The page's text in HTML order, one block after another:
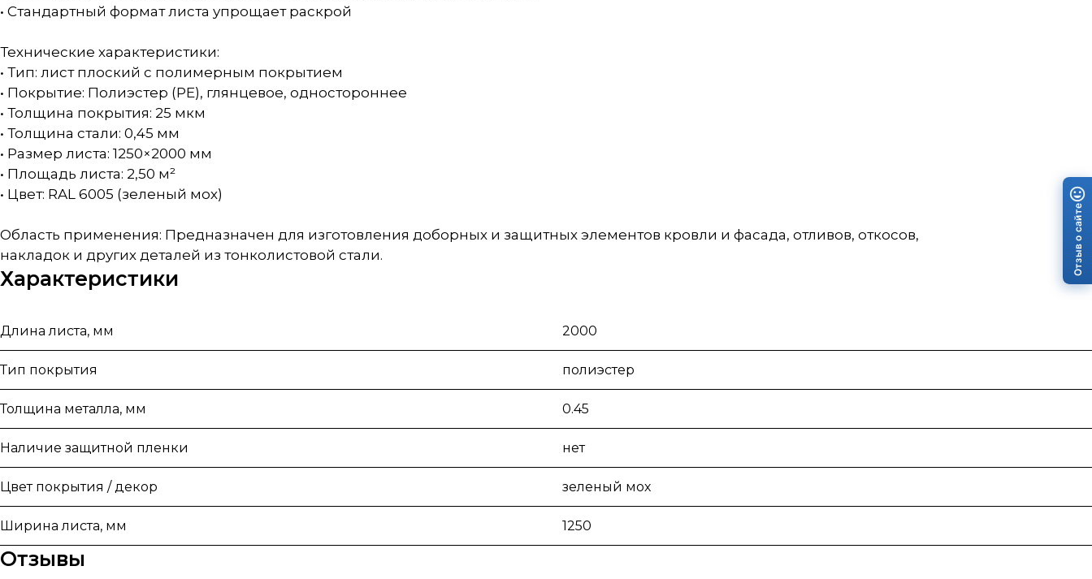
• Стандартный формат листа упрощает раскрой
Технические характеристики:
• Тип: лист плоский с полимерным покрытием
• Покрытие: Полиэстер (PE), глянцевое, одностороннее
• Толщина покрытия: 25 мкм
• Толщина стали: 0,45 мм
• Размер листа: 1250×2000 мм
• Площадь листа: 2,50 м²
• Цвет: RAL 6005 (зеленый мох)
Область применения: Предназначен для изготовления доборных и защитных элементов кровли и фасада, отливов, откосов,
накладок и других деталей из тонколистовой стали.
Характеристики
Длина листа, мм 2000
Тип покрытия полиэстер
Толщина металла, мм 0.45
Наличие защитной пленки нет
Цвет покрытия / декор зеленый мох
Ширина листа, мм 1250
Отзывы
Отзыв о сайте